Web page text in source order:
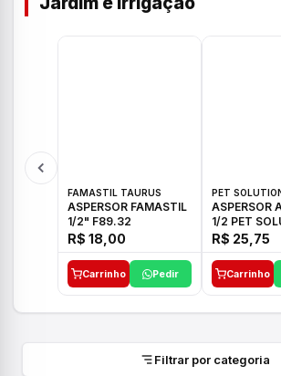
FAMASTIL TAURUS
ASPERSOR FAMASTIL
1/2" F89.32
R$ 18,00
Carrinho Pedir
PET
ASPERSOR
1/2 PET
R$ 25,75
Carrinho
Filtrar por categoria